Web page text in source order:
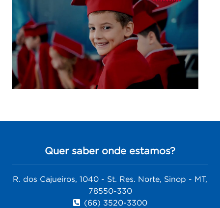
Quer saber onde estamos?
R. dos Cajueiros, 1040 - St. Res. Norte, Sinop - MT,
78550-330
(66) 3520-3300